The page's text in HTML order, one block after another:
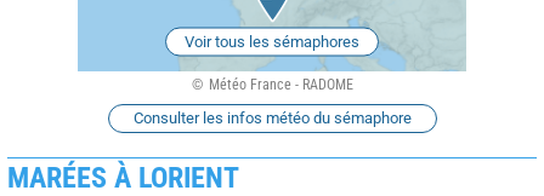
Voir tous les sémaphores
Météo France - RADOME
Consulter les infos météo du sémaphore
MARÉES À LORIENT